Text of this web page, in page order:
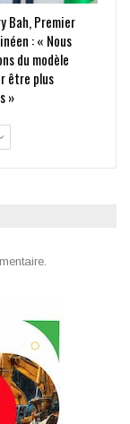
Bah, Premier
: « Nous
du modèle
être plus
»